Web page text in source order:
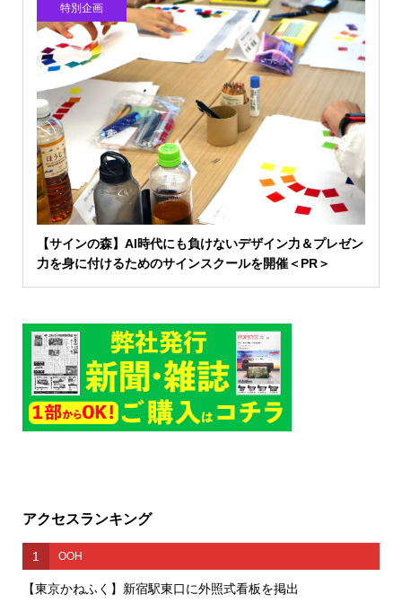
特別企画
【サインの森】AI時代にも負けないデザイン力＆プレゼン
力を身に付けるためのサインスクールを開催＜PR＞
アクセスランキング
1 OOH
【東京かねふく】新宿駅東口に外照式看板を掲出